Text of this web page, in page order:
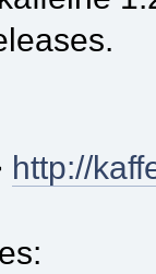
http://